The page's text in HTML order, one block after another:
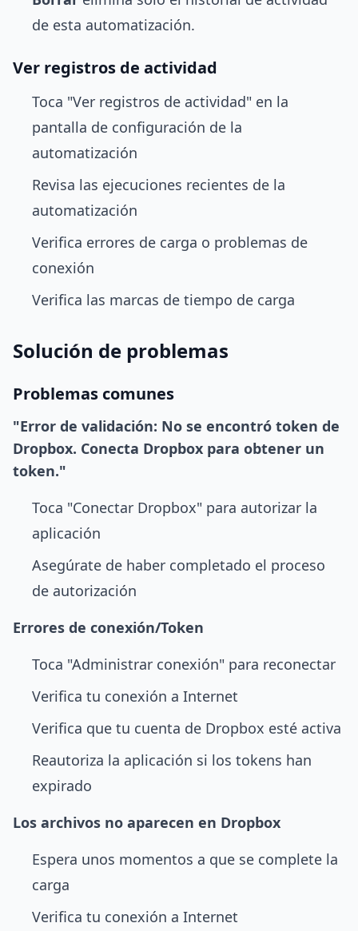
de esta automatización.
Ver registros de actividad
Toca "Ver registros de actividad" en la
pantalla de configuración de la
automatización
Revisa las ejecuciones recientes de la
automatización
Verifica errores de carga o problemas de
conexión
Verifica las marcas de tiempo de carga
Solución de problemas
Problemas comunes
"Error de validación: No se encontró token de
Dropbox. Conecta Dropbox para obtener un
token."
Toca "Conectar Dropbox" para autorizar la
aplicación
Asegúrate de haber completado el proceso
de autorización
Errores de conexión/Token
Toca "Administrar conexión" para reconectar
Verifica tu conexión a Internet
Verifica que tu cuenta de Dropbox esté activa
Reautoriza la aplicación si los tokens han
expirado
Los archivos no aparecen en Dropbox
Espera unos momentos a que se complete la
carga
Verifica tu conexión a Internet